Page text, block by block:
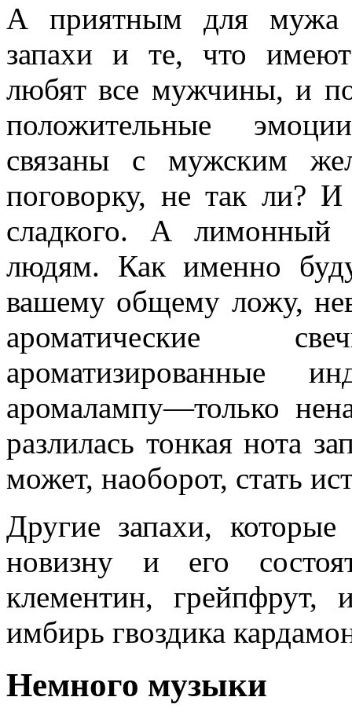
А приятным для мужа
запахи и те, что
любят все мужчины, и
положительные
связаны с мужским
поговорку, не так ли?
сладкого. А лимонный
людям. Как именно
вашему общему ложу,
ароматические
ароматизированные
аромалампу—только
разлилась тонкая нота
может, наоборот, стать
Другие запахи,
новизну и его
клементин, грейпфрут,
имбирь гвоздика
Немного музыки